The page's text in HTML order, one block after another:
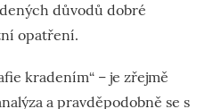
důvodů dobré
opatření.
kradením“ – je zřejmě
a pravděpodobně se s